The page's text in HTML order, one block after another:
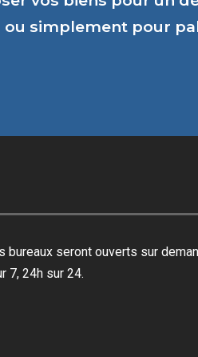
ou simplement pour
seront ouverts sur
7, 24h sur 24.